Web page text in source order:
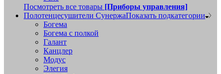
Посмотреть все товары [Приборы управления]
Полотенцесушители СунержаПоказать подкатегории
Богема
Богема с полкой
Галант
Канцлер
Модус
Элегия